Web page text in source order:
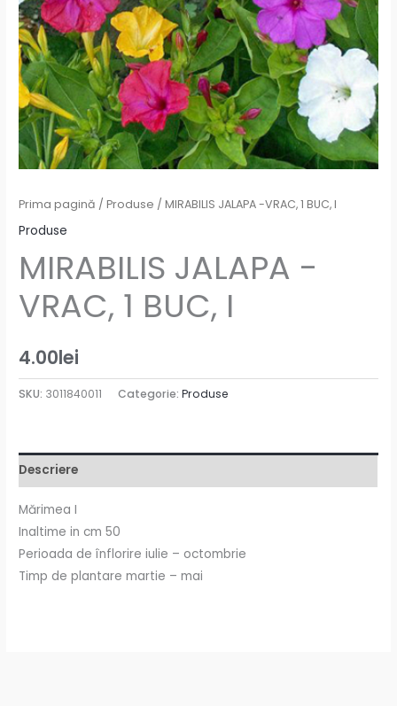
Prima pagină /Produse / MIRABILIS JALAPA -VRAC, 1 BUC, I
Produse
MIRABILIS JALAPA -
VRAC, 1 BUC, I
4.00lei
SKU: 3011840011 Categorie:Produse
Descriere
Mărimea I
Inaltime in cm 50
Perioada de înflorire iulie – octombrie
Timp de plantare martie – mai